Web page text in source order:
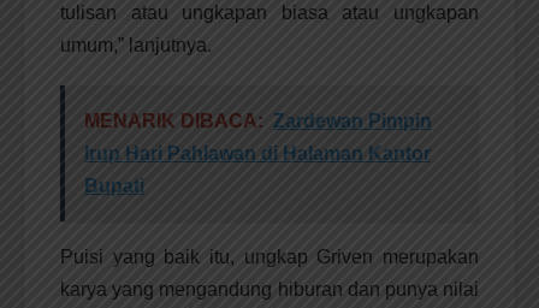
tulisan atau ungkapan biasa atau ungkapan
umum,” lanjutnya.
MENARIK DIBACA: Zardewan Pimpin
Irup Hari Pahlawan di Halaman Kantor
Bupati
Puisi yang baik itu, ungkap Griven merupakan
karya yang mengandung hiburan dan punya nilai